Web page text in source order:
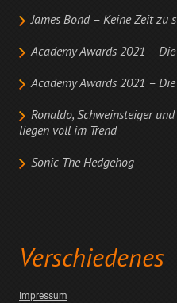
James Bond – Keine Zeit zu
Academy Awards 2021 –
Academy Awards 2021 –
Ronaldo, Schweinsteiger
liegen voll im Trend
Sonic The Hedgehog
Verschiedenes
Impressum